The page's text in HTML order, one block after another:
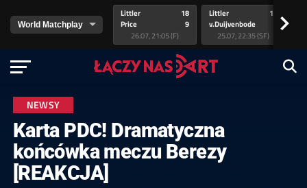
Littler
Price
18
9
26.07, 21:05 (F)
Littler
v.Duijvenbode
17
25.07, 22:35 (SF)
>
NEWSY
Karta PDC! Dramatyczna
końcówka meczu Berezy
[REAKCJA]